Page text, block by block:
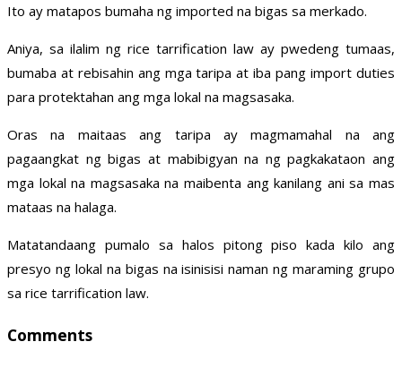
Ito ay matapos bumaha ng imported na bigas sa merkado.
Aniya, sa ilalim ng rice tarrification law ay pwedeng tumaas,
bumaba at rebisahin ang mga taripa at iba pang import duties
para protektahan ang mga lokal na magsasaka.
Oras na maitaas ang taripa ay magmamahal na ang
pagaangkat ng bigas at mabibigyan na ng pagkakataon ang
mga lokal na magsasaka na maibenta ang kanilang ani sa mas
mataas na halaga.
Matatandaang pumalo sa halos pitong piso kada kilo ang
presyo ng lokal na bigas na isinisisi naman ng maraming grupo
sa rice tarrification law.
Comments